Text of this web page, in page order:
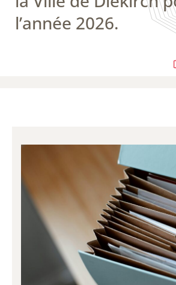
l’année 2026.